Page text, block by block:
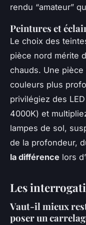
rendu “amateur”
Peintures et
Le choix des
pièce nord mérite
chauds. Une
couleurs plus
privilégiez des
4000K) et
lampes de sol,
de la profondeur,
la différence lors
Les
Vaut-il mieux
poser un